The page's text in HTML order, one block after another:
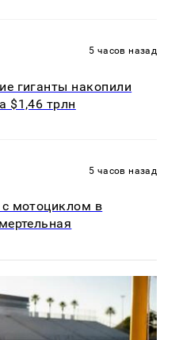
5 часов назад
гиганты накопили
$1,46 трлн
5 часов назад
мотоциклом в